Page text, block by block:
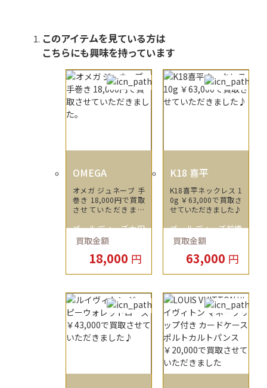
このアイテムを見ている方は
こちらにも興味を持っています
OMEGA
オメガ ジュネーブ 手
巻き 18,000円で買取
させていただきまし
ゴールディーズ太田
店
買取金額
18,000 円
K18 喜平
K18喜平ネックレス 1
0g ￥63,000で買取さ
せていただきました♪
ゴールディーズ前橋
店
買取金額
63,000 円